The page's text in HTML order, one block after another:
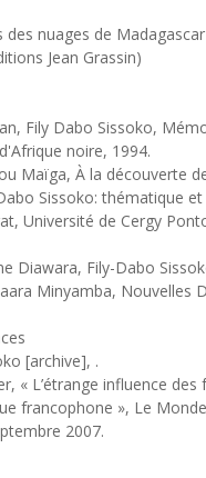
des nuages de
Jean Grassin)
Fily Dabo Sissoko,
noire, 1994.
Maïga, À la découverte
Sissoko: thématique
Université de Cergy
Diawara, Fily-Dabo
Minyamba, Nouvelles
[archive], .
« L’étrange influence des
francophone », Le Monde
2007.